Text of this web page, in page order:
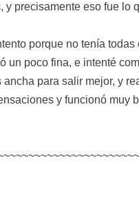
y precisamente eso fue lo
porque no tenía
un poco fina, e intenté
ancha para salir mejor, y
y funcionó muy